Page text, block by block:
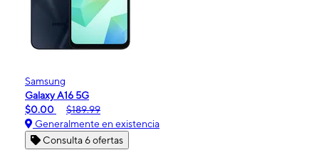
Samsung
Galaxy A16 5G
$0.00
$189.99
Generalmente en existencia
Consulta 6 ofertas